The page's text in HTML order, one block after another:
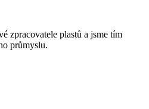
zpracovatele plastů a jsme tím
průmyslu.